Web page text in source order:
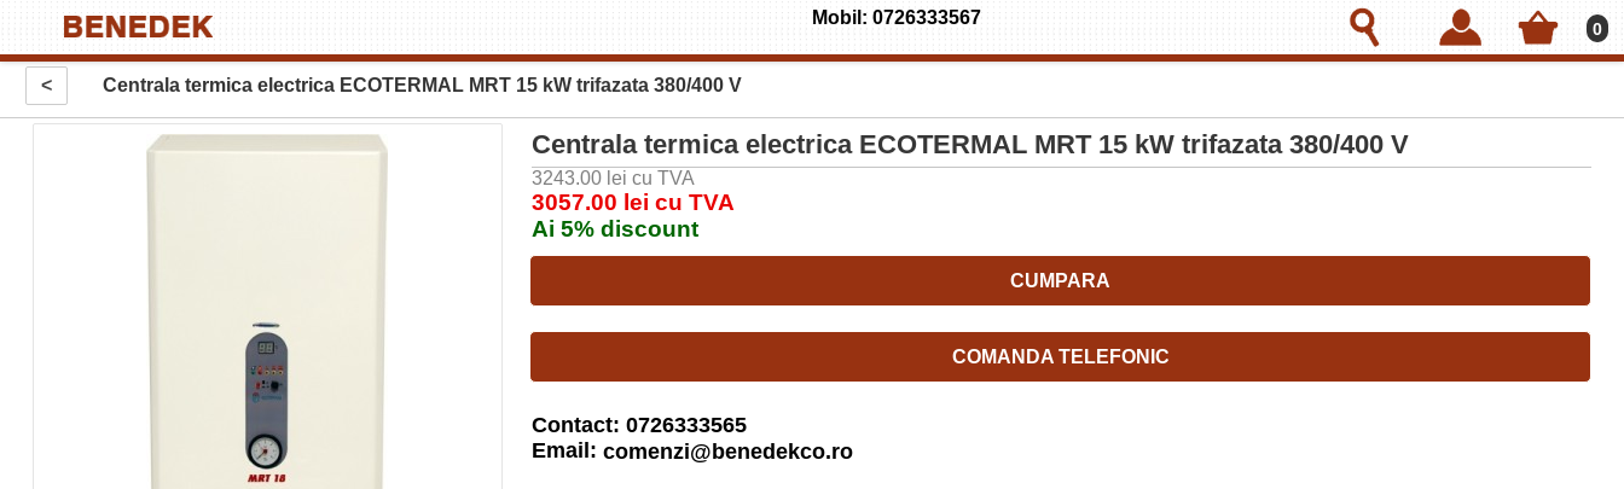
Mobil: 0726333567
0
< Centrala termica electrica ECOTERMAL MRT 15 kW trifazata 380/400 V
Centrala termica electrica ECOTERMAL MRT 15 kW trifazata 380/400 V
3243.00 lei cu TVA
3057.00 lei cu TVA
Ai 5% discount
CUMPARA
COMANDA TELEFONIC
Contact: 0726333565
Email: comenzi@benedekco.ro